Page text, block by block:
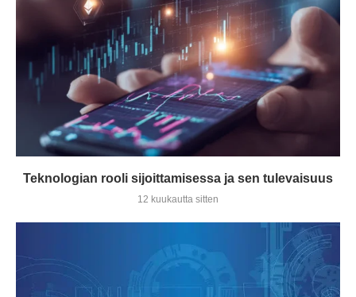
Teknologian rooli sijoittamisessa ja sen tulevaisuus
12 kuukautta sitten